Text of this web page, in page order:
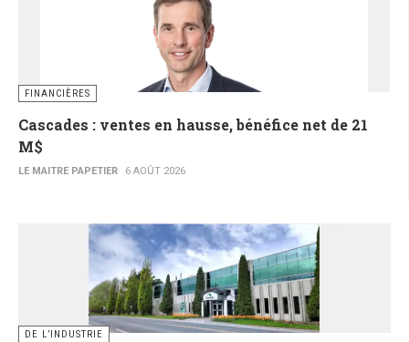
FINANCIÈRES
Cascades : ventes en hausse, bénéfice net de 21
M$
LE MAITRE PAPETIER 6 AOÛT 2026
DE L’INDUSTRIE